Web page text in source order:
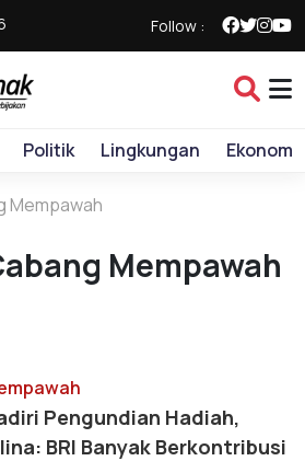
Follow :
Politik Lingkungan Ekonomi
Mempawah
Mempawah
Pengundian Hadiah,
BRI Banyak Berkontribusi